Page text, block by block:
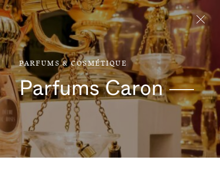
Aller directement au contenu
PARFUMS & COSMÉTIQUE
ParfumsCaron